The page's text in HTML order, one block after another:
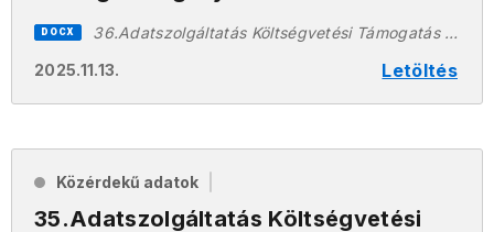
2025.11.13. Letöltés
DOCX 36.Adatszolgáltatás Költségvetési Támogatás Igénybevételéhez.docx
Közérdekű adatok
35.Adatszolgáltatás Költségvetési